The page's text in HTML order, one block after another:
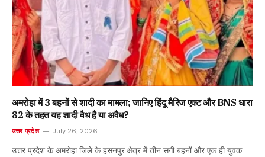
अमरोहा में 3 बहनों से शादी का मामला; जानिए हिंदू मैरिज एक्ट और BNS धारा
82 के तहत यह शादी वैध है या अवैध?
उत्तर प्रदेश July 26, 2026
उत्तर प्रदेश के अमरोहा जिले के हसनपुर क्षेत्र में तीन सगी बहनों और एक ही युवक